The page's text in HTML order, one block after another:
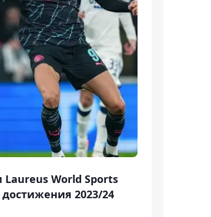
World Sports
2023/24